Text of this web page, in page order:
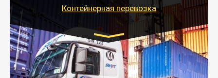
Контейнерная перевозка
Цена за км. Рассчитывается
индивидуально